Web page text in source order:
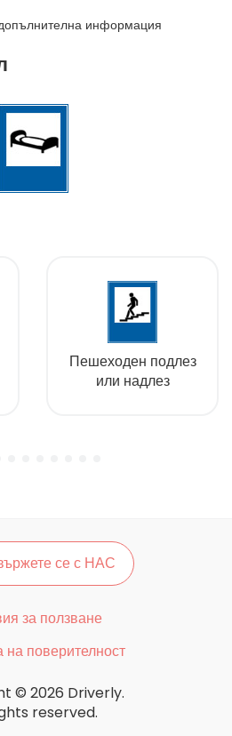
информация
Пешеходен подлез
или надлез
се с НАС
за ползване
на поверителност
© 2026 Driverly.
reserved.